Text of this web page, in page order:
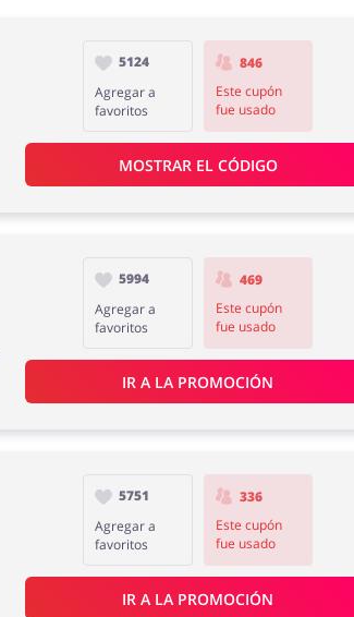
5124
Agregar a
favoritos
846
Este cupón
fue usado
MOSTRAR EL CÓDIGO
5994
Agregar a
favoritos
469
Este cupón
fue usado
IR A LA PROMOCIÓN
5751
Agregar a
favoritos
336
Este cupón
fue usado
IR A LA PROMOCIÓN